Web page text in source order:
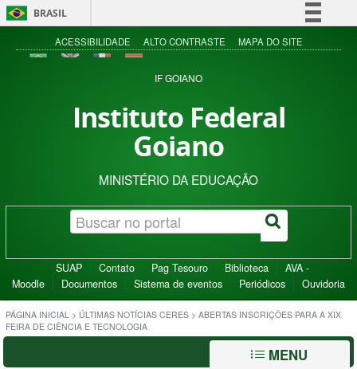
BRASIL
Simplifique!
Acesso à informação
ACESSIBILIDADE ALTO CONTRASTE MAPA DO SITE
IF GOIANO
Instituto Federal
Goiano
MINISTÉRIO DA EDUCAÇÃO
SUAP Contato Pag Tesouro Biblioteca
AVA -
Moodle
Documentos Sistema de eventos Periódicos Ouvidoria
PÁGINA INICIAL > ÚLTIMAS NOTÍCIAS CERES > ABERTAS INSCRIÇÕES PARA A XIX
FEIRA DE CIÊNCIA E TECNOLOGIA
MENU